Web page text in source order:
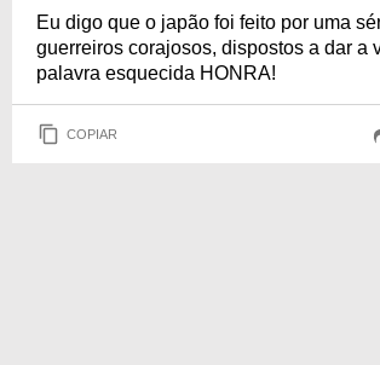
Eu digo que o japão foi feito por uma
guerreiros corajosos, dispostos a dar a
palavra esquecida HONRA!
COPIAR